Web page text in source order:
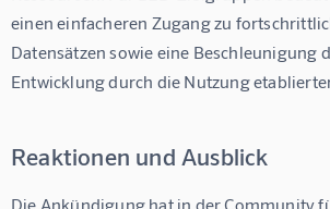
einen einfacheren Zugang zu
Datensätzen sowie eine Beschleunigung
Entwicklung durch die Nutzung
Reaktionen und Ausblick
Die Ankündigung hat in der Community